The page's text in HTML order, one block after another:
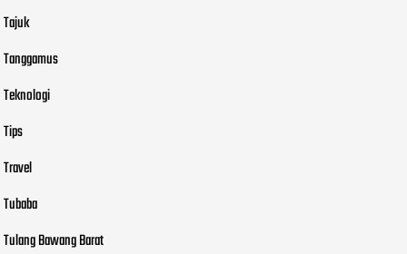
Tajuk
Tanggamus
Teknologi
Tips
Travel
Tubaba
Tulang Bawang Barat